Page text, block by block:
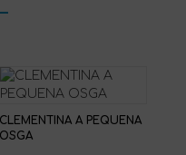
CLEMENTINA A PEQUENA
OSGA